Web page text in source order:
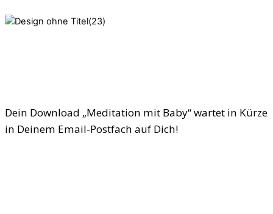
Dein Download „Meditation mit Baby“wartet in Kürze
in Deinem Email-Postfach auf Dich!